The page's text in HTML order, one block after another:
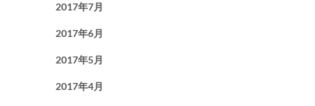
2017年7月
2017年6月
2017年5月
2017年4月